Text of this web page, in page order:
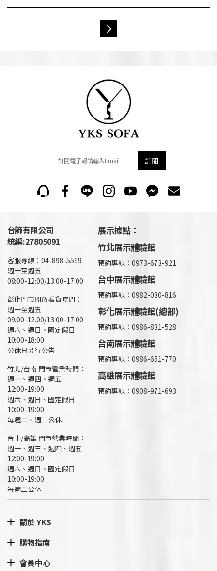
訂閱
台飾有限公司
統編:27805091
客服專線：04-898-5599
週一至週五
08:00-12:00/13:00-17:00
彰化門市開放看貨時間：
週一至週五
09:00-12:00/13:00-17:00
週六、週日、國定假日
10:00-18:00
公休日另行公告
竹北/台南 門市營業時間：
週一、週四、週五
12:00-19:00
週六、週日、國定假日
10:00-19:00
每週二、週三公休
台中/高雄 門市營業時間：
週一、週三、週四、週五
12:00-19:00
週六、週日、國定假日
10:00-19:00
每週二公休
展示據點：
竹北展示體驗館
預約專線：0973-673-921
台中展示體驗館
預約專線：0982-080-816
彰化展示體驗館(總部)
預約專線： 0986-831-528
台南展示體驗館
預約專線：0986-651-770
高雄展示體驗館
預約專線： 0908-971-693
關於 YKS
購物指南
會員中心